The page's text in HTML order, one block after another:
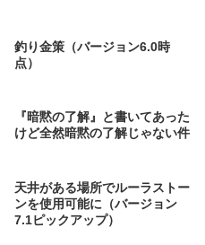
釣り金策（バージョン6.0時
点）
『暗黙の了解』と書いてあった
けど全然暗黙の了解じゃない件
天井がある場所でルーラストー
ンを使用可能に（バージョン
7.1ピックアップ）